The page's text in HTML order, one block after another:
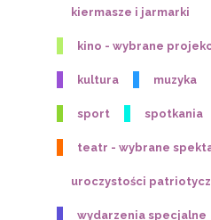
kiermasze i jarmarki
kino - wybrane
kultura muzyka
sport spotkania
teatr - wybrane
uroczystości
wydarzenia specjalne